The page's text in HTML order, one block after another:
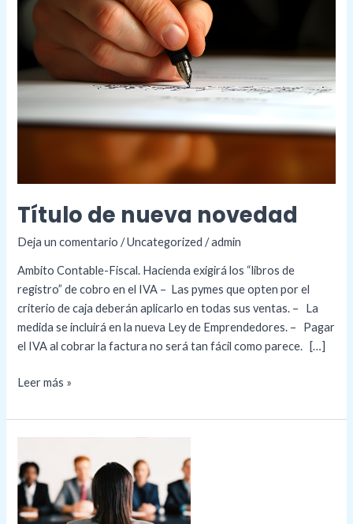
Título de nueva novedad
Deja un comentario /Uncategorized /admin
Ambito Contable-Fiscal. Hacienda exigirá los “libros de
registro” de cobro en el IVA – Las pymes que opten por el
criterio de caja deberán aplicarlo en todas sus ventas. – La
medida se incluirá en la nueva Ley de Emprendedores. – Pagar
el IVA al cobrar la factura no será tan fácil como parece. […]
Leer más »
entrada